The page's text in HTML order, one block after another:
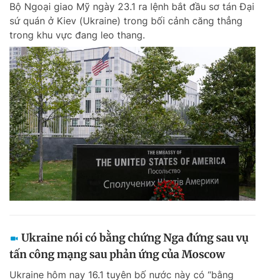
Bộ Ngoại giao Mỹ ngày 23.1 ra lệnh bắt đầu sơ tán Đại
sứ quán ở Kiev (Ukraine) trong bối cảnh căng thẳng
trong khu vực đang leo thang.
Ukraine nói có bằng chứng Nga đứng sau vụ
tấn công mạng sau phản ứng của Moscow
Ukraine hôm nay 16.1 tuyên bố nước này có “bằng